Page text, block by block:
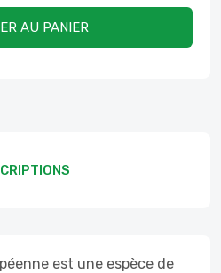
AU PANIER
est une espèce de